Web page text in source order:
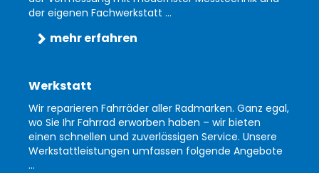
der eigenen Fachwerkstatt ...
mehr erfahren
Werkstatt
Wir reparieren Fahrräder aller Radmarken. Ganz egal,
wo Sie Ihr Fahrrad erworben haben – wir bieten
einen schnellen und zuverlässigen Service. Unsere
Werkstattleistungen umfassen folgende Angebote
...